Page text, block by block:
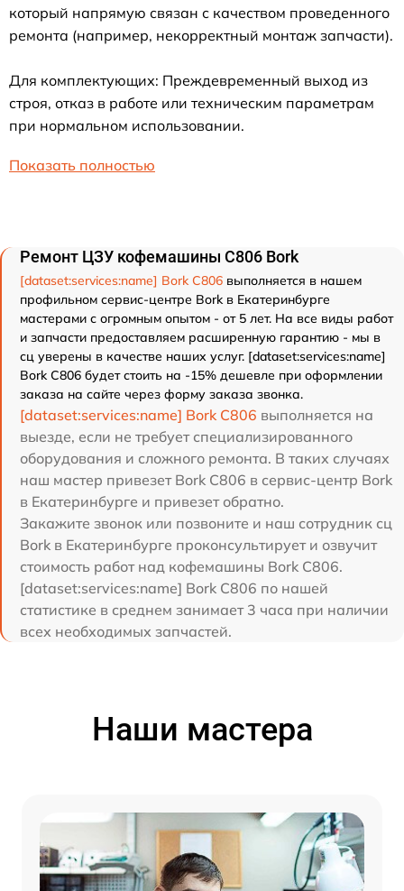
который напрямую связан с качеством проведенного
ремонта (например, некорректный монтаж запчасти).
Для комплектующих: Преждевременный выход из
строя, отказ в работе или техническим параметрам
при нормальном использовании.
Показать полностью
Ремонт ЦЗУ кофемашины C806 Bork
[dataset:services:name] Bork C806 выполняется в нашем
профильном сервис-центре Bork в Екатеринбурге
мастерами с огромным опытом - от 5 лет. На все виды работ
и запчасти предоставляем расширенную гарантию - мы в
сц уверены в качестве наших услуг. [dataset:services:name]
Bork C806 будет стоить на -15% дешевле при оформлении
заказа на сайте через форму заказа звонка.
[dataset:services:name] Bork C806 выполняется на
выезде, если не требует специализированного
оборудования и сложного ремонта. В таких случаях
наш мастер привезет Bork C806 в сервис-центр Bork
в Екатеринбурге и привезет обратно.
Закажите звонок или позвоните и наш сотрудник сц
Bork в Екатеринбурге проконсультирует и озвучит
стоимость работ над кофемашины Bork C806.
[dataset:services:name] Bork C806 по нашей
статистике в среднем занимает 3 часа при наличии
всех необходимых запчастей.
Наши мастера